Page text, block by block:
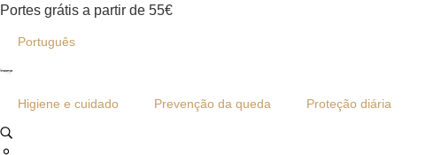
Portes grátis a partir de 55€
Português
Higiene e cuidado Prevenção da queda Proteção diária